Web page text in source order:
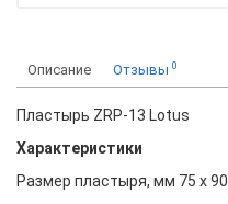
Описание Отзывы 0
Пластырь ZRP-13 Lotus
Характеристики
Размер пластыря, мм 75 х 90